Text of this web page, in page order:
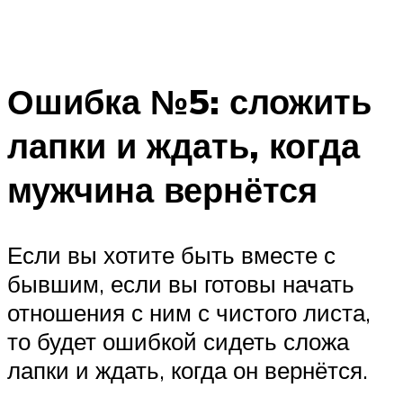
Ошибка №5: сложить
лапки и ждать, когда
мужчина вернётся
Если вы хотите быть вместе с
бывшим, если вы готовы начать
отношения с ним с чистого листа,
то будет ошибкой сидеть сложа
лапки и ждать, когда он вернётся.